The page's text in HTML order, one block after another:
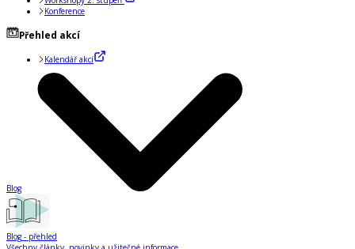
Konference
Přehled akcí
Kalendář akcí
Blog
Blog - přehled